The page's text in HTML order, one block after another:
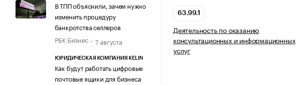
В ТПП объяснили, зачем нужно
изменить процедуру
банкротства селлеров
РБК Бизнес
7 августа
ЮРИДИЧЕСКАЯ КОМПАНИЯ KELIN
Как будут работать цифровые
почтовые ящики для бизнеса
63.99.1
Деятельность по оказанию
консультационных и информационных
услуг